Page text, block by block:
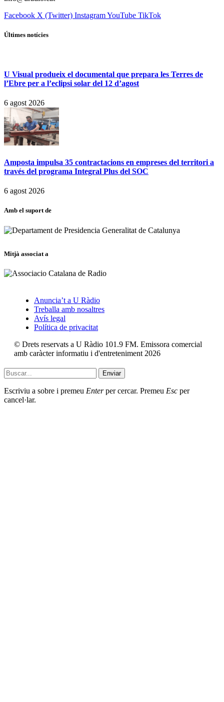
Facebook X (Twitter) InstagramYouTube TikTok
Últimes notícies
U Visual produeix el documental que prepara les Terres de
l’Ebre per a l’eclipsi solar del 12 d’agost
6 agost 2026
Amposta impulsa 35 contractacions en empreses del territori a
través del programa Integral Plus del SOC
6 agost 2026
Amb el suport de
Mitjà associat a
Anuncia’t a U Ràdio
Treballa amb nosaltres
Avís legal
Política de privacitat
© Drets reservats a U Ràdio 101.9 FM. Emissora comercial
amb caràcter informatiu i d'entreteniment 2026
Enviar
Escriviu a sobre i premeu Enterper cercar. Premeu Esc per
cancel·lar.